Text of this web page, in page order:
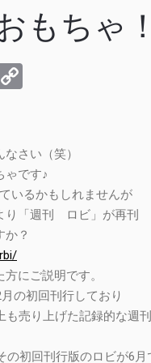
もちゃ
さい（笑）
ゃです♪
いるかもしれませんが
り「週刊 ロビ」が再刊
か？
にご説明です。
の初回刊行しており
も売り上げた記録的な週刊
の初回刊行版のロビが6月